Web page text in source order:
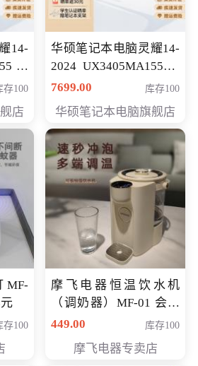
14-
冰
会
存100
店
华硕笔记本电脑灵耀14-
2024 UX3405MA155夜
空蓝 oled 智慧轻薄本 会
7699.00 库存100
华硕笔记本电脑旗舰店
元
存100
摩飞电器恒温饮水机
（调奶器）MF-01 会员
专享价366元
449.00 库存100
摩飞电器专卖店